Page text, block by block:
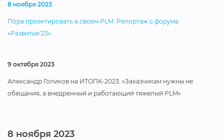
8 ноября 2023
Пора проектировать в своем PLM. Репортаж с форума
«Развитие’23»
9 октября 2023
Александр Голиков на ИТОПК-2023: «Заказчикам нужны не
обещания, а внедренный и работающий тяжелый PLM»
8 ноября 2023